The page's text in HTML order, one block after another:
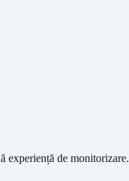
experiență de monitorizare.